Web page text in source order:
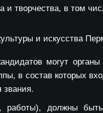
и творчества, в том
и искусства
могут
в состав которых
звания.
работы), должны